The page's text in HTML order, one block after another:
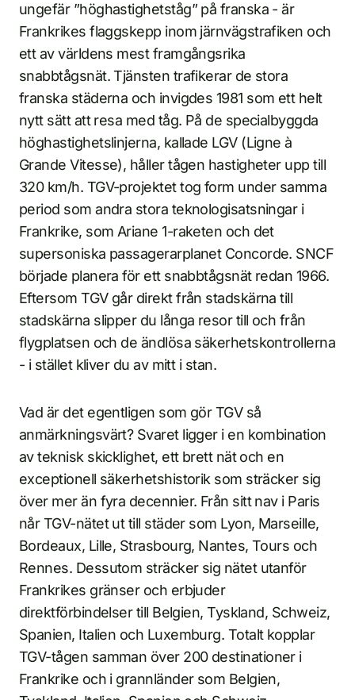
ungefär ”höghastighetståg” på franska - är
Frankrikes flaggskepp inom järnvägstrafiken och
ett av världens mest framgångsrika
snabbtågsnät. Tjänsten trafikerar de stora
franska städerna och invigdes 1981 som ett helt
nytt sätt att resa med tåg. På de specialbyggda
höghastighetslinjerna, kallade LGV (Ligne à
Grande Vitesse), håller tågen hastigheter upp till
320 km/h. TGV-projektet tog form under samma
period som andra stora teknologisatsningar i
Frankrike, som Ariane 1-raketen och det
supersoniska passagerarplanet Concorde. SNCF
började planera för ett snabbtågsnät redan 1966.
Eftersom TGV går direkt från stadskärna till
stadskärna slipper du långa resor till och från
flygplatsen och de ändlösa säkerhetskontrollerna
- i stället kliver du av mitt i stan.
Vad är det egentligen som gör TGV så
anmärkningsvärt? Svaret ligger i en kombination
av teknisk skicklighet, ett brett nät och en
exceptionell säkerhetshistorik som sträcker sig
över mer än fyra decennier. Från sitt nav i Paris
når TGV-nätet ut till städer som Lyon, Marseille,
Bordeaux, Lille, Strasbourg, Nantes, Tours och
Rennes. Dessutom sträcker sig nätet utanför
Frankrikes gränser och erbjuder
direktförbindelser till Belgien, Tyskland, Schweiz,
Spanien, Italien och Luxemburg. Totalt kopplar
TGV-tågen samman över 200 destinationer i
Frankrike och i grannländer som Belgien,